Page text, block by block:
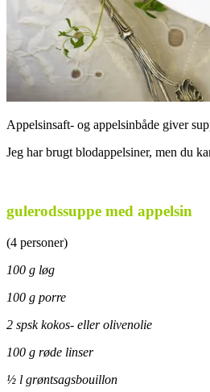
Appelsinsaft- og appelsinbåde giver
Jeg har brugt blodappelsiner, men du
gulerodssuppe med appelsin
(4 personer)
100 g løg
100 g porre
2 spsk kokos- eller olivenolie
100 g røde linser
½ l grøntsagsbouillon